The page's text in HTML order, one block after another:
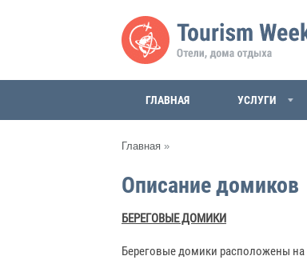
ГЛАВНАЯ УСЛУГИ
Главная »
Описание домиков
БЕРЕГОВЫЕ ДОМИКИ
Береговые домики расположены на